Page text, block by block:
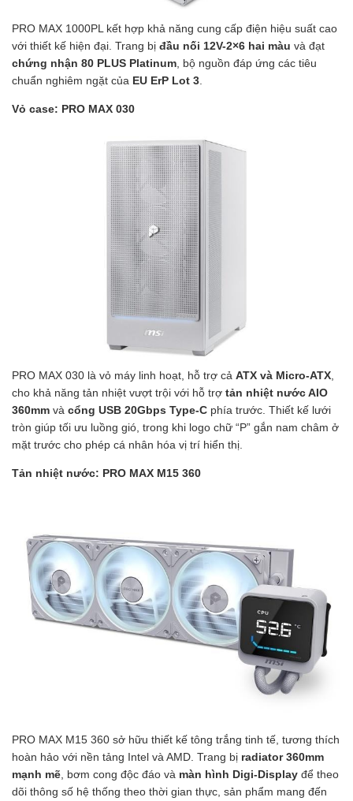
PRO MAX 1000PL kết hợp khả năng cung cấp điện hiệu suất cao
với thiết kế hiện đại. Trang bị đầu nối 12V-2×6 hai màu và đạt
chứng nhận 80 PLUS Platinum , bộ nguồn đáp ứng các tiêu
chuẩn nghiêm ngặt của EU ErP Lot 3
Vỏ case: PRO MAX 030
PRO MAX 030 là vỏ máy linh hoạt, hỗ trợ cả ATX và Micro-ATX
cho khả năng tản nhiệt vượt trội với hỗ trợ tản nhiệt nước AIO
360mm và cổng USB 20Gbps Type-C phía trước. Thiết kế lưới
tròn giúp tối ưu luồng gió, trong khi logo chữ “P” gắn nam châm ở
mặt trước cho phép cá nhân hóa vị trí hiển thị.
Tản nhiệt nước: PRO MAX M15 360
PRO MAX M15 360 sở hữu thiết kế tông trắng tinh tế, tương thích
hoàn hảo với nền tảng Intel và AMD. Trang bị radiator 360mm
mạnh mẽ , bơm cong độc đáo và màn hình Digi-Display để theo
dõi thông số hệ thống theo thời gian thực, sản phẩm mang đến